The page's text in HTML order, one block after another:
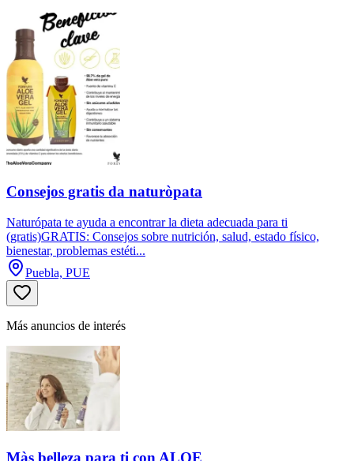
Consejos gratis da naturòpata
Naturópata te ayuda a encontrar la dieta adecuada para ti
(gratis)GRATIS: Consejos sobre nutrición, salud, estado físico,
bienestar, problemas estéti...
Puebla, PUE
Más anuncios de interés
Màs belleza para ti con ALOE